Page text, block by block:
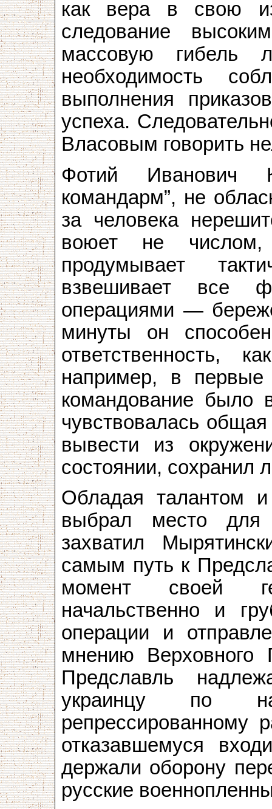
как вера в свою
следование
массовую гибель
необходимость
выполнения
успеха.
Власовым говорить
Фотий Иванович
командарм”, не
за человека
воюет не
продумывает
взвешивает все
операциями —
минуты он
ответственность,
например, в
командование было
чувствовалась
вывести из
состоянии, сохранил
Обладая талантом и
выбрал место для
захватил
самым путь к
момент своей
начальственно и
операции и
мнению Верховного
Предславль
украинцу по
репрессированному
отказавшемуся
держали оборону
русские